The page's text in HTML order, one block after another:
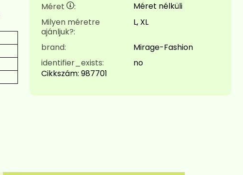
Méret
:
Méret nélküli
Milyen méretre
ajánljuk?:
L, XL
brand:
Mirage-Fashion
identifier_exists:
no
Cikkszám: 987701